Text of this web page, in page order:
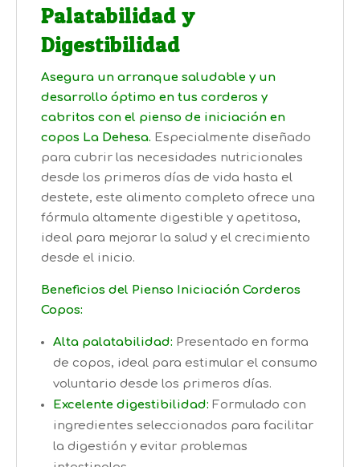
Palatabilidad y
Digestibilidad
Asegura un arranque saludable y un
desarrollo óptimo en tus corderos y
cabritos con el pienso de iniciación en
copos La Dehesa. Especialmente diseñado
para cubrir las necesidades nutricionales
desde los primeros días de vida hasta el
destete, este alimento completo ofrece una
fórmula altamente digestible y apetitosa,
ideal para mejorar la salud y el crecimiento
desde el inicio.
Beneficios del Pienso Iniciación Corderos
Copos:
Alta palatabilidad: Presentado en forma
de copos, ideal para estimular el consumo
voluntario desde los primeros días.
Excelente digestibilidad: Formulado con
ingredientes seleccionados para facilitar
la digestión y evitar problemas